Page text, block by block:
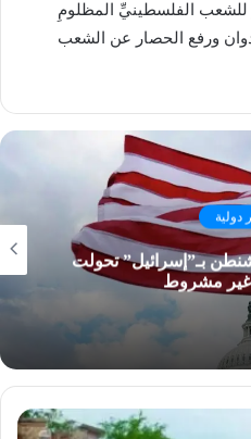
للشعب الفلسطينيِّ المظلومِ
ورفع الحصار عن الشعب
دولية
بـ”إسرائيل” تحولت
غير مشروط